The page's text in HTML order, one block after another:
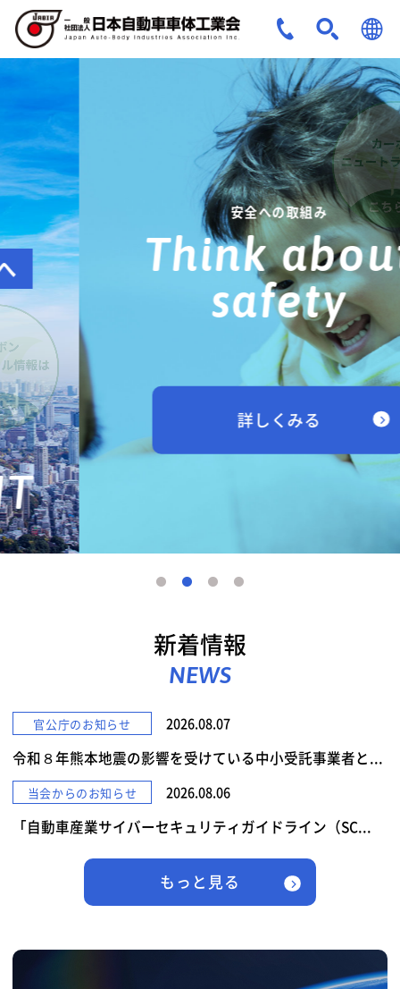
JPN
ENG
安全への取組み
Think about
safety
詳しくみる
新着情報
NEWS
官公庁のお知らせ 2026.08.07
令和８年熊本地震の影響を受けている中小受託事業者と...
当会からのお知らせ 2026.08.06
「自動車産業サイバーセキュリティガイドライン（SC...
もっと見る